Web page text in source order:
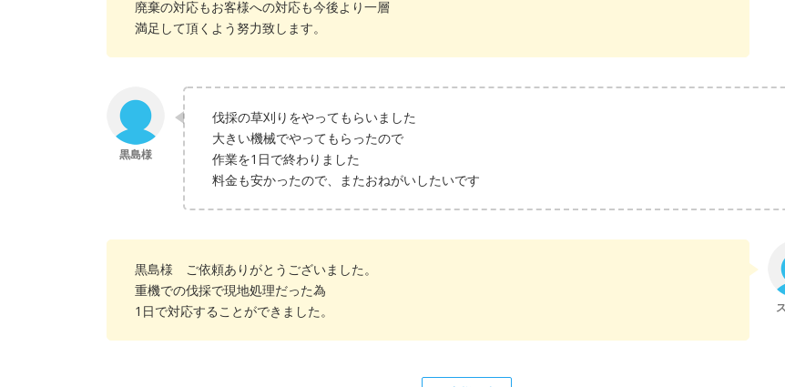
廃棄の対応もお客様への対応も今後より一層
満足して頂くよう努力致します。
伐採の草刈りをやってもらいました
大きい機械でやってもらったので
作業を1日で終わりました
料金も安かったので、またおねがいしたいです
黒島様 ご依頼ありがとうございました。
重機での伐採で現地処理だった為
1日で対応することができました。